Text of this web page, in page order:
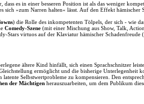
es in einer besseren Position ist als das weniger
sich »zum Narren halten« lässt. Auf den Effekt hämischer
) die Rolle des inkompetenten Tölpels, der sich - wie
Comedy-Szene (mit einer Mischung aus Show, Talk,
Stars virtuos auf der Klaviatur hämischer
ältere Kind hinfällt, sich einen Sprachschnitzer
ermöglicht und die bisherige Unterlegenheit
Selbstwertprobleme zu kompensieren. Den
der Mächtigen herauszuarbeiten, um dem Publikum